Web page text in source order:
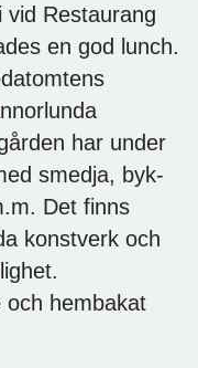
Restaurang
en god lunch.
har under
smedja, byk-
Det finns
konstverk och
och hembakat